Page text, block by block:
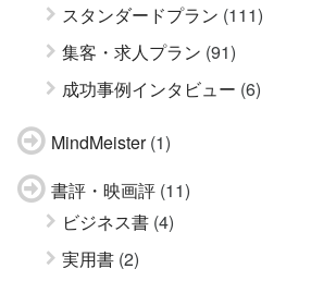
スタンダードプラン (111)
集客・求人プラン (91)
成功事例インタビュー (6)
MindMeister(1)
書評・映画評 (11)
ビジネス書 (4)
実用書 (2)